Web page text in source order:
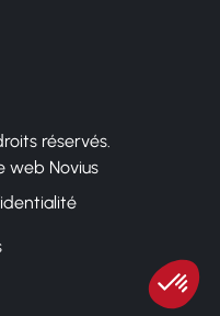
réservés.
web Novius